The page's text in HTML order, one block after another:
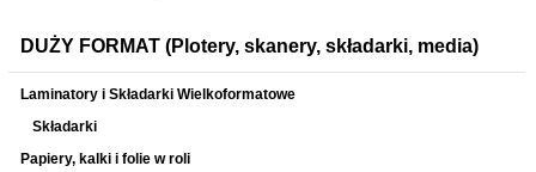
DUŻY FORMAT (Plotery, skanery, składarki, media)
Laminatory i Składarki Wielkoformatowe
Składarki
Papiery, kalki i folie w roli